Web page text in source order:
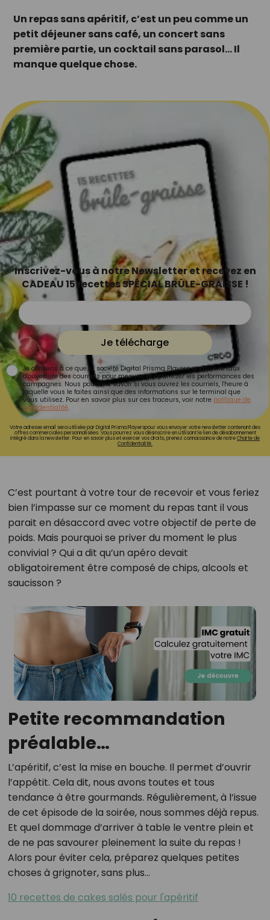
Un repas sans apéritif, c’est un peu comme un
petit déjeuner sans café, un concert sans
première partie, un cocktail sans parasol… Il
manque quelque chose.
Inscrivez-vous à notre Newsletter et recevez en
CADEAU 15 recettes SPÉCIAL BRÛLE-GRAISSE !
Je télécharge
Je consens à ce que la société Digital Prisma Players analyse le taux
d'ouverture des courriels pour mesurer et optimiser les performances des
campagnes. Nous pourrons savoir si vous ouvrez les courriels, l'heure à
laquelle vous le faites ainsi que des informations sur le terminal que
vous utilisez. Pour en savoir plus sur ces traceurs, voir notre politique de
confidentialité.
Votre adresse email sera utilisée par Digital Prisma Playerspour vous envoyer votre newsletter contenant des
offres commerciales personnalisées. Vous pourrez vous désinscrire en utilisant le lien de désabonnement
intégré dans la newsletter. Pour en savoir plus et exercer vos droits, prenez connaissance de notreCharte de
Confidentialité.
C’est pourtant à votre tour de recevoir et vous feriez
bien l’impasse sur ce moment du repas tant il vous
parait en désaccord avec votre objectif de perte de
poids. Mais pourquoi se priver du moment le plus
convivial ? Qui a dit qu’un apéro devait
obligatoirement être composé de chips, alcools et
saucisson ?
Petite recommandation
préalable…
L’apéritif, c’est la mise en bouche. Il permet d’ouvrir
l’appétit. Cela dit, nous avons toutes et tous
tendance à être gourmands. Régulièrement, à l’issue
de cet épisode de la soirée, nous sommes déjà repus.
Et quel dommage d’arriver à table le ventre plein et
de ne pas savourer pleinement la suite du repas !
Alors pour éviter cela, préparez quelques petites
choses à grignoter, sans plus…
10 recettes de cakes salés pour l'apéritif